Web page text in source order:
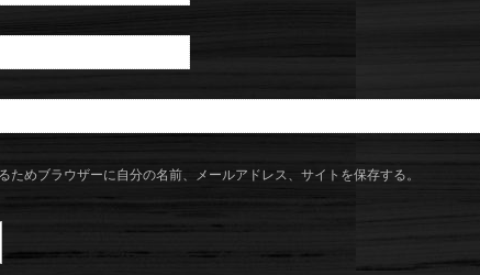
ためブラウザーに自分の名前、メールアドレス、サイトを保存する。